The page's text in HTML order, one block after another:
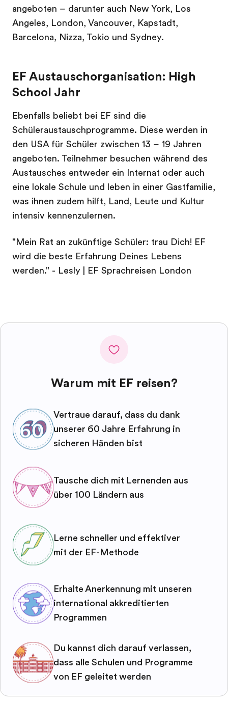
angeboten – darunter auch New York, Los
Angeles, London, Vancouver, Kapstadt,
Barcelona, Nizza, Tokio und Sydney.
EF Austauschorganisation: High
School Jahr
Ebenfalls beliebt bei EF sind die
Schüleraustauschprogramme. Diese werden in
den USA für Schüler zwischen 13 – 19 Jahren
angeboten. Teilnehmer besuchen während des
Austausches entweder ein Internat oder auch
eine lokale Schule und leben in einer Gastfamilie,
was ihnen zudem hilft, Land, Leute und Kultur
intensiv kennenzulernen.
"Mein Rat an zukünftige Schüler: trau Dich! EF
wird die beste Erfahrung Deines Lebens
werden." - Lesly | EF Sprachreisen London
Warum mit EF reisen?
Vertraue darauf, dass du dank
unserer 60 Jahre Erfahrung in
sicheren Händen bist
Tausche dich mit Lernenden aus
über 100 Ländern aus
Lerne schneller und effektiver
mit der EF-Methode
Erhalte Anerkennung mit unseren
international akkreditierten
Programmen
Du kannst dich darauf verlassen,
dass alle Schulen und Programme
von EF geleitet werden